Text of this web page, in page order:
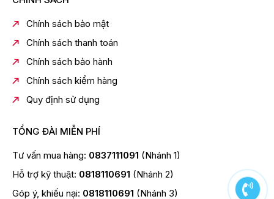
Chính sách bảo mật
Chính sách thanh toán
Chính sách bảo hành
Chính sách kiểm hàng
Quy định sử dụng
TỔNG ĐÀI MIỄN PHÍ
Tư vấn mua hàng: 0837111091 (Nhánh 1)
Hỗ trợ kỹ thuật: 0818110691 (Nhánh 2)
Góp ý, khiếu nại: 0818110691 (Nhánh 3)